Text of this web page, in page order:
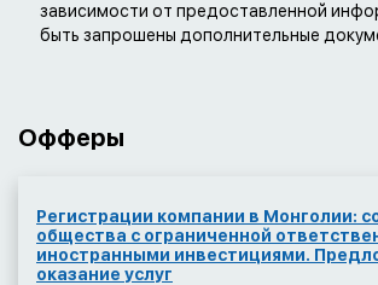
зависимости от предоставленной
быть запрошены дополнительные
Офферы
Регистрации компании в Монголии:
общества с ограниченной
иностранными инвестициями.
оказание услуг